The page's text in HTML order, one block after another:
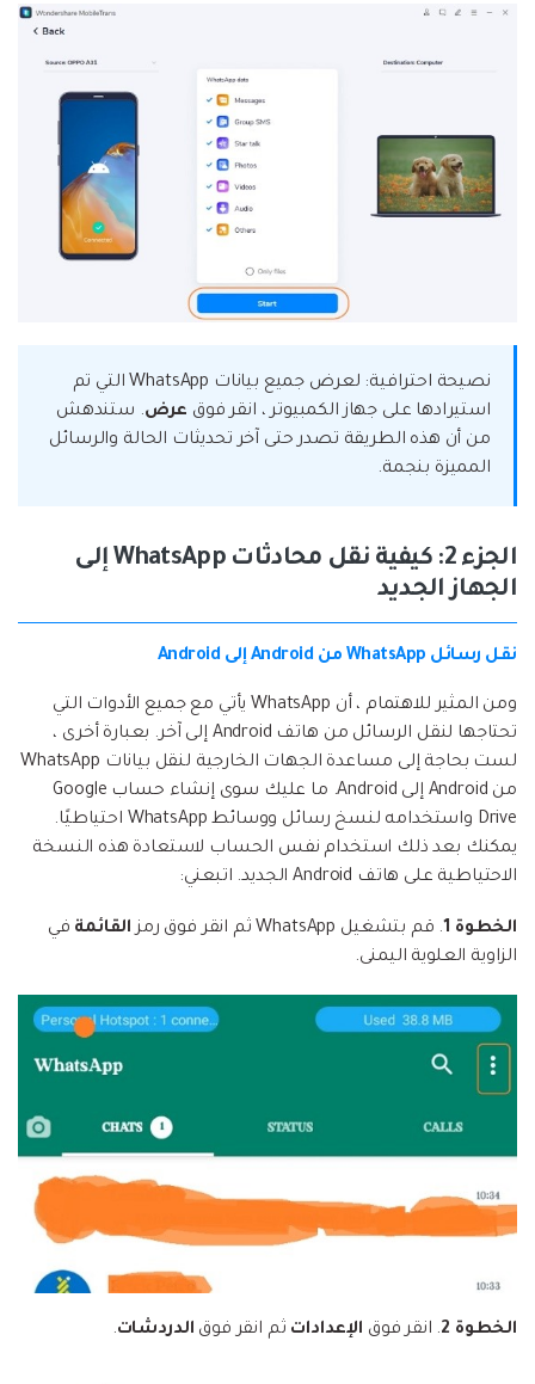
نصيحة احترافية: لعرض جميع بيانات WhatsApp التي تم
استيرادها على جهاز الكمبيوتر ، انقر فوق عرض. ستندهش
من أن هذه الطريقة تصدر حتى آخر تحديثات الحالة والرسائل
المميزة بنجمة.
الجزء 2: كيفية نقل محادثات WhatsApp إلى
الجهاز الجديد
نقل رسائل WhatsApp من Android إلى Android
ومن المثير للاهتمام ، أن WhatsApp يأتي مع جميع الأدوات التي
تحتاجها لنقل الرسائل من هاتف Android إلى آخر. بعبارة أخرى ،
لست بحاجة إلى مساعدة الجهات الخارجية لنقل بيانات WhatsApp
من Android إلى Android. ما عليك سوى إنشاء حساب Google
Drive واستخدامه لنسخ رسائل ووسائط WhatsApp احتياطيًا.
يمكنك بعد ذلك استخدام نفس الحساب لاستعادة هذه النسخة
الاحتياطية على هاتف Android الجديد. اتبعني:
الخطوة 1 . قم بتشغيل WhatsApp ثم انقر فوق رمز القائمة في
الزاوية العلوية اليمنى.
الخطوة 2 . انقر فوق الإعدادات ثم انقر فوق الدردشات.